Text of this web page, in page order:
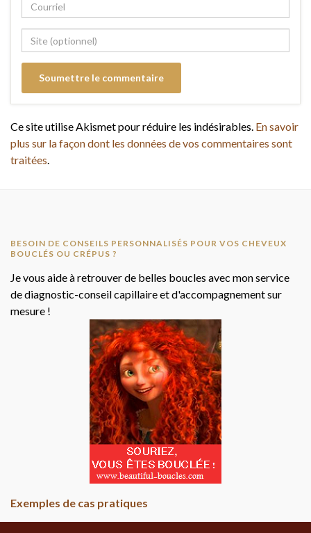
Ce site utilise Akismet pour réduire les indésirables. En savoir
plus sur la façon dont les données de vos commentaires sont
traitées.
BESOIN DE CONSEILS PERSONNALISÉS POUR VOS CHEVEUX
BOUCLÉS OU CRÉPUS ?
Je vous aide à retrouver de belles boucles avec mon service
de diagnostic-conseil capillaire et d'accompagnement sur
mesure !
Exemples de cas pratiques